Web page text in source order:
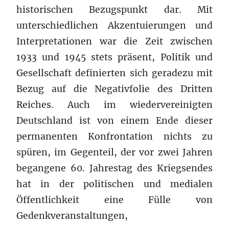
historischen Bezugspunkt dar. Mit
unterschiedlichen Akzentuierungen und
Interpretationen war die Zeit zwischen
1933 und 1945 stets präsent, Politik und
Gesellschaft definierten sich geradezu mit
Bezug auf die Negativfolie des Dritten
Reiches. Auch im wiedervereinigten
Deutschland ist von einem Ende dieser
permanenten Konfrontation nichts zu
spüren, im Gegenteil, der vor zwei Jahren
begangene 60. Jahrestag des Kriegsendes
hat in der politischen und medialen
Öffentlichkeit eine Fülle von
Gedenkveranstaltungen,